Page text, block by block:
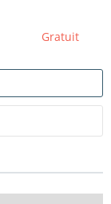
Gratuit